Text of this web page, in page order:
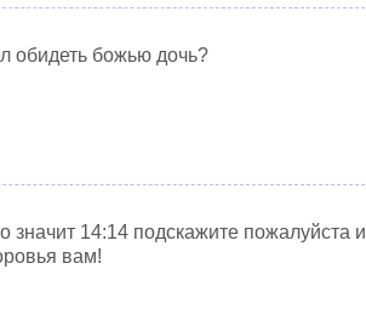
обидеть божью дочь?
значит 14:14 подскажите
вам!